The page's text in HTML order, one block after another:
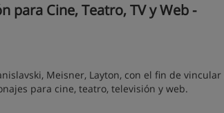
para Cine, Teatro, TV y Web -
Meisner, Layton, con el fin de vincular
para cine, teatro, televisión y web.